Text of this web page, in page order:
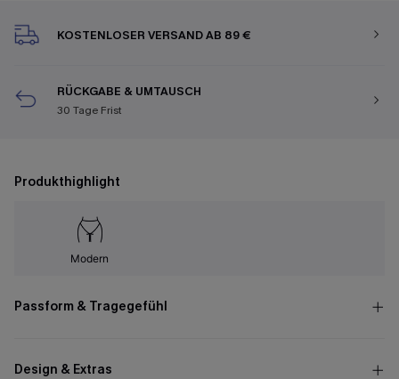
KOSTENLOSER VERSAND AB 89 €
RÜCKGABE & UMTAUSCH
30 Tage Frist
Produkthighlight
Modern
Passform & Tragegefühl
Design & Extras